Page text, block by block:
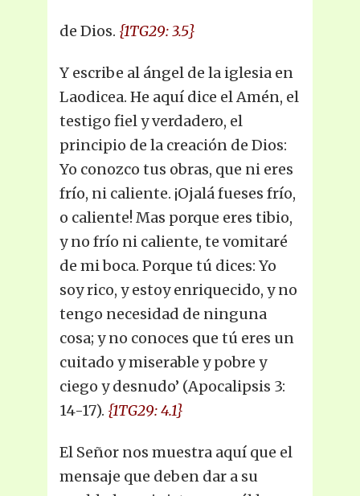
de Dios. {1TG29: 3.5}
Y escribe al ángel de la iglesia en
Laodicea. He aquí dice el Amén, el
testigo fiel y verdadero, el
principio de la creación de Dios:
Yo conozco tus obras, que ni eres
frío, ni caliente. ¡Ojalá fueses frío,
o caliente! Mas porque eres tibio,
y no frío ni caliente, te vomitaré
de mi boca. Porque tú dices: Yo
soy rico, y estoy enriquecido, y no
tengo necesidad de ninguna
cosa; y no conoces que tú eres un
cuitado y miserable y pobre y
ciego y desnudo’ (Apocalipsis 3:
14-17). {1TG29: 4.1}
El Señor nos muestra aquí que el
mensaje que deben dar a su